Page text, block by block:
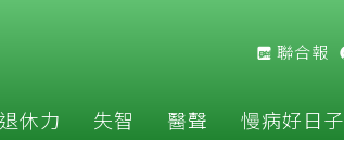
聯合報
退休力 失智 醫聲 慢病好日子